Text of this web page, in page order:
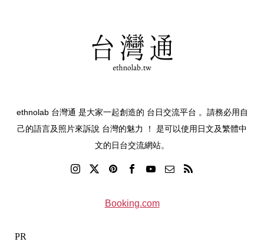
ethnolab 台灣通 是大家一起創造的 台日交流平台 。請務必用自
己的語言及照片來訴說 台灣的魅力 ！ 是可以使用日文及繁體中
文的日台交流網站。
Booking.com
PR